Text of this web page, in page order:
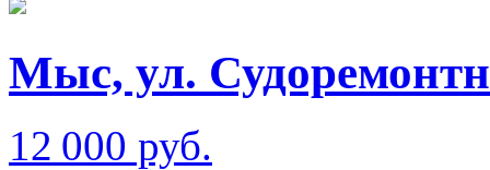
Мыс, ул.
12 000 руб.